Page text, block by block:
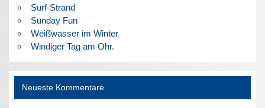
Surf-Strand
Sunday Fun
Weißwasser im Winter
Windiger Tag am Ohr.
Neueste Kommentare